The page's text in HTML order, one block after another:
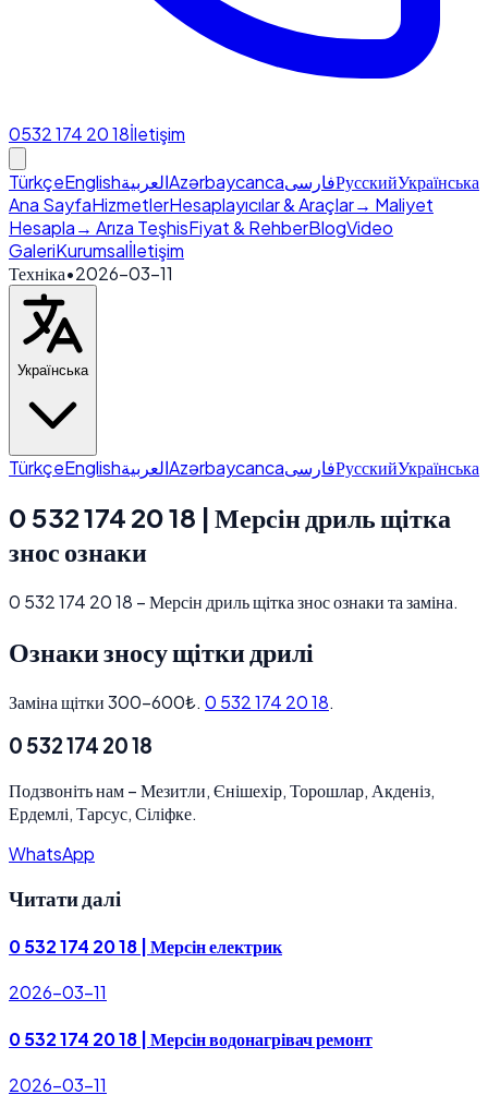
0532 174 20 18İletişim
TürkçeEnglishالعربيةAzərbaycancaفارسیРусскийУкраїнська
Ana SayfaHizmetlerHesaplayıcılar & Araçlar→ Maliyet
Hesapla→ Arıza TeşhisFiyat & RehberBlogVideo
GaleriKurumsalİletişim
Техніка•2026-03-11
Українська
TürkçeEnglishالعربيةAzərbaycancaفارسیРусскийУкраїнська
0 532 174 20 18 | Мерсін дриль щітка
знос ознаки
0 532 174 20 18 – Мерсін дриль щітка знос ознаки та заміна.
Ознаки зносу щітки дрилі
Заміна щітки 300–600₺. 0 532 174 20 18.
0 532 174 20 18
Подзвоніть нам–Мезитли, Єнішехір, Торошлар, Акденіз,
Ердемлі, Тарсус, Сіліфке.
WhatsApp
Читати далі
0 532 174 20 18 | Мерсін електрик
2026-03-11
0 532 174 20 18 | Мерсін водонагрівач ремонт
2026-03-11